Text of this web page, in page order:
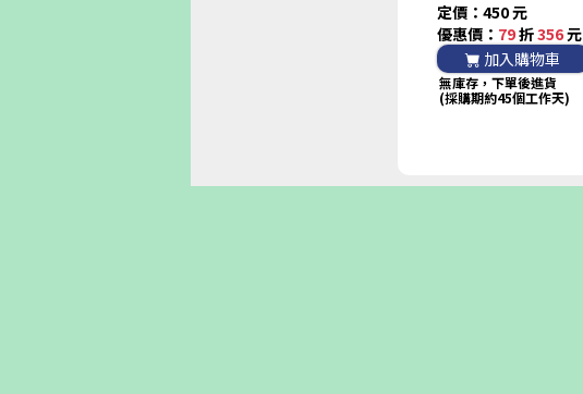
定價：450 元
優惠價： 79折356元
加入購物車
無庫存，下單後進貨
(採購期約45個工作天)